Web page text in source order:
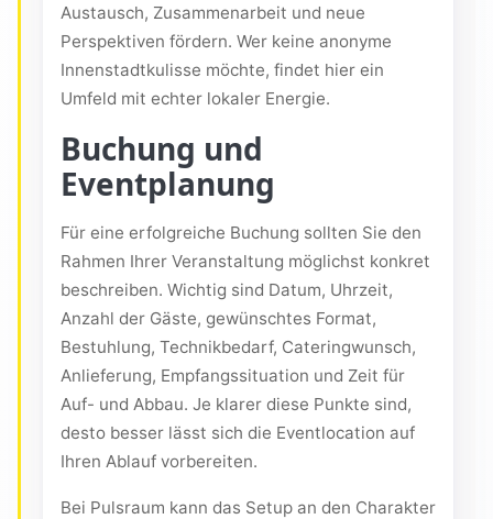
Austausch, Zusammenarbeit und neue
Perspektiven fördern. Wer keine anonyme
Innenstadtkulisse möchte, findet hier ein
Umfeld mit echter lokaler Energie.
Buchung und
Eventplanung
Für eine erfolgreiche Buchung sollten Sie den
Rahmen Ihrer Veranstaltung möglichst konkret
beschreiben. Wichtig sind Datum, Uhrzeit,
Anzahl der Gäste, gewünschtes Format,
Bestuhlung, Technikbedarf, Cateringwunsch,
Anlieferung, Empfangssituation und Zeit für
Auf- und Abbau. Je klarer diese Punkte sind,
desto besser lässt sich die Eventlocation auf
Ihren Ablauf vorbereiten.
Bei Pulsraum kann das Setup an den Charakter